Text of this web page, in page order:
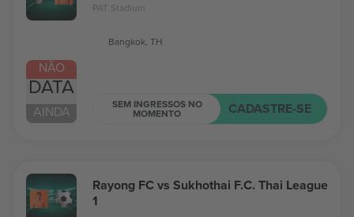
NÃO
DATA
AINDA
PAT Stadium
Bangkok, TH
SEM INGRESSOS NO
MOMENTO CADASTRE-SE
Rayong FC vs Sukhothai F.C. Thai League
1